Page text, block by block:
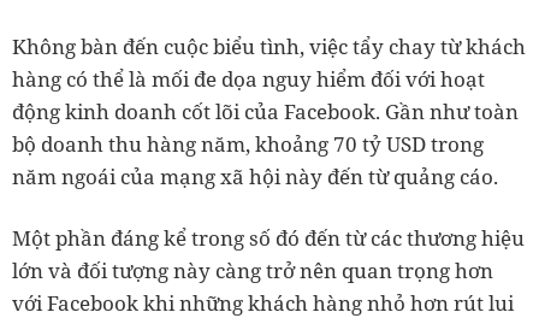
Không bàn đến cuộc biểu tình, việc tẩy chay từ khách
hàng có thể là mối đe dọa nguy hiểm đối với hoạt
động kinh doanh cốt lõi của Facebook. Gần như toàn
bộ doanh thu hàng năm, khoảng 70 tỷ USD trong
năm ngoái của mạng xã hội này đến từ quảng cáo.
Một phần đáng kể trong số đó đến từ các thương hiệu
lớn và đối tượng này càng trở nên quan trọng hơn
với Facebook khi những khách hàng nhỏ hơn rút lui